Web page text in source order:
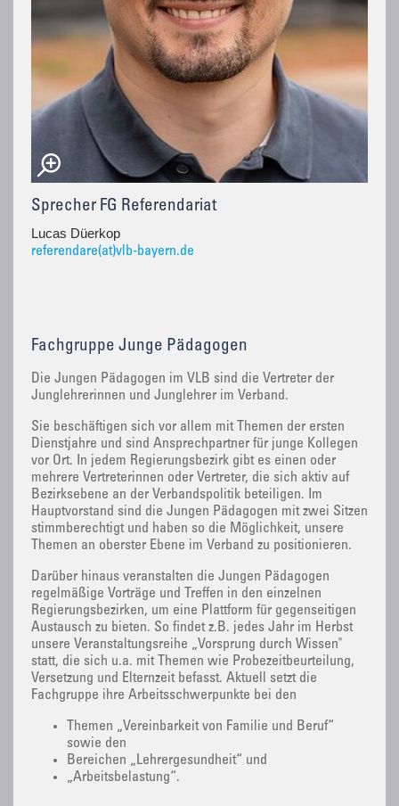
Sprecher FG Referendariat
Lucas Düerkop
referendare(at)vlb-bayern.de
Fachgruppe Junge Pädagogen
Die Jungen Pädagogen im VLB sind die Vertreter der
Junglehrerinnen und Junglehrer im Verband.
Sie beschäftigen sich vor allem mit Themen der ersten
Dienstjahre und sind Ansprechpartner für junge Kollegen
vor Ort. In jedem Regierungsbezirk gibt es einen oder
mehrere Vertreterinnen oder Vertreter, die sich aktiv auf
Bezirksebene an der Verbandspolitik beteiligen. Im
Hauptvorstand sind die Jungen Pädagogen mit zwei Sitzen
stimmberechtigt und haben so die Möglichkeit, unsere
Themen an oberster Ebene im Verband zu positionieren.
Darüber hinaus veranstalten die Jungen Pädagogen
regelmäßige Vorträge und Treffen in den einzelnen
Regierungsbezirken, um eine Plattform für gegenseitigen
Austausch zu bieten. So findet z.B. jedes Jahr im Herbst
unsere Veranstaltungsreihe „Vorsprung durch Wissen"
statt, die sich u.a. mit Themen wie Probezeitbeurteilung,
Versetzung und Elternzeit befasst. Aktuell setzt die
Fachgruppe ihre Arbeitsschwerpunkte bei den
Themen „Vereinbarkeit von Familie und Beruf“
sowie den
Bereichen „Lehrergesundheit“ und
„Arbeitsbelastung“.